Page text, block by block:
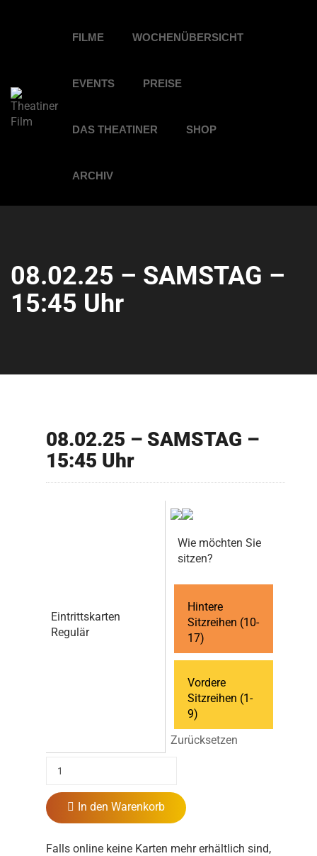
FILME WOCHENÜBERSICHT
EVENTS PREISE
DAS THEATINER SHOP
ARCHIV
08.02.25 – SAMSTAG –
15:45 Uhr
08.02.25 – SAMSTAG –
15:45 Uhr
Eintrittskarten
Regulär
Wie möchten Sie
sitzen?
Hintere
Sitzreihen (10-
17)
Vordere
Sitzreihen (1-
9)
Zurücksetzen
In den Warenkorb
Falls online keine Karten mehr erhältlich sind,